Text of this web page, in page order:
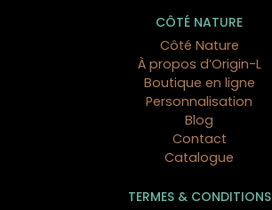
CÔTÉ NATURE
Côté Nature
À propos d’Origin-L
Boutique en ligne
Personnalisation
Blog
Contact
Catalogue
TERMES & CONDITIONS